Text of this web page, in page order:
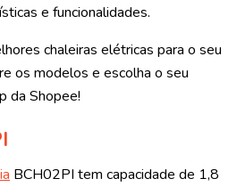
e funcionalidades.
chaleiras elétricas para o seu
os modelos e escolha o seu
da Shopee!
BCH02PI tem capacidade de 1,8